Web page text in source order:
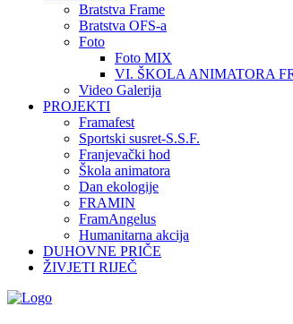
Bratstva Frame
Bratstva OFS-a
Foto
Foto MIX
VI. ŠKOLA ANIMATORA
Video Galerija
PROJEKTI
Framafest
Sportski susret-S.S.F.
Franjevački hod
Škola animatora
Dan ekologije
FRAMIN
FramAngelus
Humanitarna akcija
DUHOVNE PRIČE
ŽIVJETI RIJEČ